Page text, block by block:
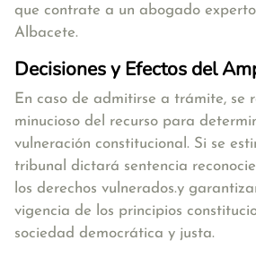
que contrate a un abogado
Albacete.
Decisiones y Efectos del
En caso de admitirse a trámite, se
minucioso del recurso para
vulneración constitucional. Si se
tribunal dictará sentencia
los derechos vulnerados.y
vigencia de los principios
sociedad democrática y justa.